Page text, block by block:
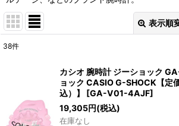
表示順
サブカテゴリ
表示数:
38件
カシオ 腕時計 ジーショック
ョック CASIO G-SHOCK【定
込）】
[GA-V01-4AJF]
19,305円(税込)
在庫なし